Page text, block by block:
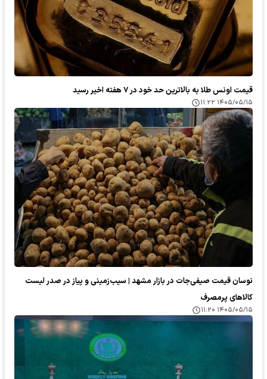
قیمت اونس طلا به بالاترین حد خود در ۷ هفته اخیر رسید
۱۴۰۵/۰۵/۱۵ ۱۱:۲۲
نوسان قیمت صیفی‌جات در بازار مشهد | سیب‌زمینی و پیاز در صدر لیست
کالا‌های پرمصرف
۱۴۰۵/۰۵/۱۵ ۱۱:۲۰